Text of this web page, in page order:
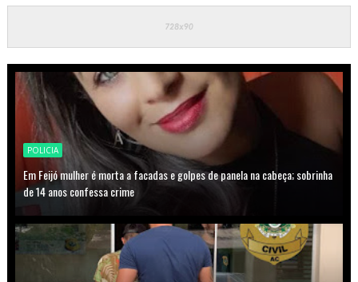
POLICIA
Em Feijó mulher é morta a facadas e golpes de panela na cabeça; sobrinha
de 14 anos confessa crime